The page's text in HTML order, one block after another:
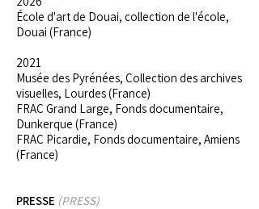
École d'art de Douai, collection de l'école,
Douai (France)
2021
Musée des Pyrénées, Collection des archives
visuelles, Lourdes (France)
FRAC Grand Large, Fonds documentaire,
Dunkerque (France)
FRAC Picardie, Fonds documentaire, Amiens
(France)
PRESSE (PRESS)